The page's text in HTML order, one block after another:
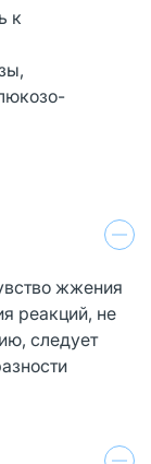
к
жжения
реакций, не
следует